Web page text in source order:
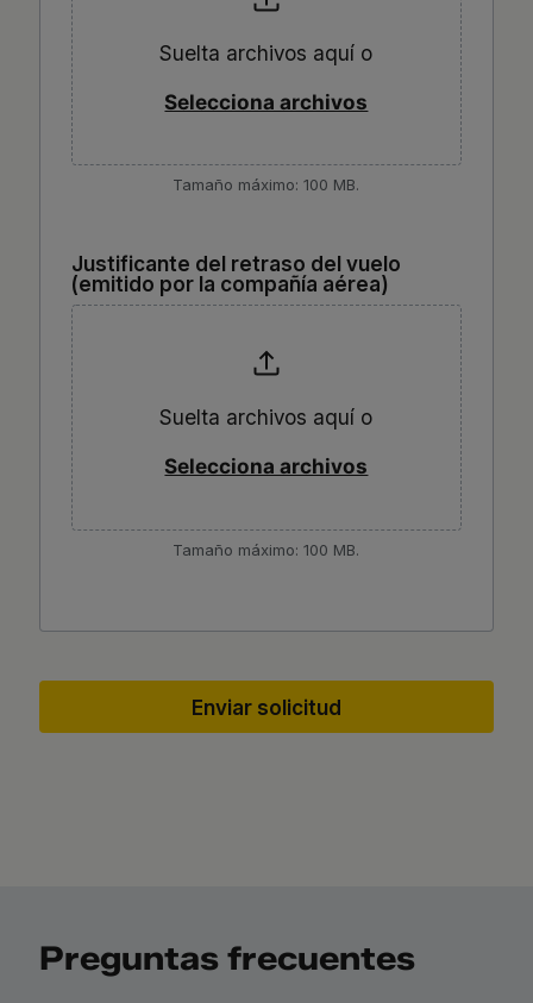
Suelta archivos aquí o
Selecciona archivos
Tamaño máximo: 100 MB.
Justificante del retraso del vuelo
(emitido por la compañía aérea)
Suelta archivos aquí o
Selecciona archivos
Tamaño máximo: 100 MB.
Preguntas frecuentes